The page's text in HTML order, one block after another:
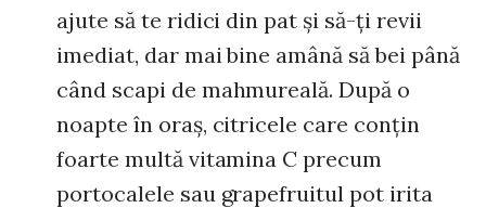
ajute să te ridici din pat şi să-ţi revii
imediat, dar mai bine amână să bei până
când scapi de mahmureală. După o
noapte în oraş, citricele care conţin
foarte multă vitamina C precum
portocalele sau grapefruitul pot irita